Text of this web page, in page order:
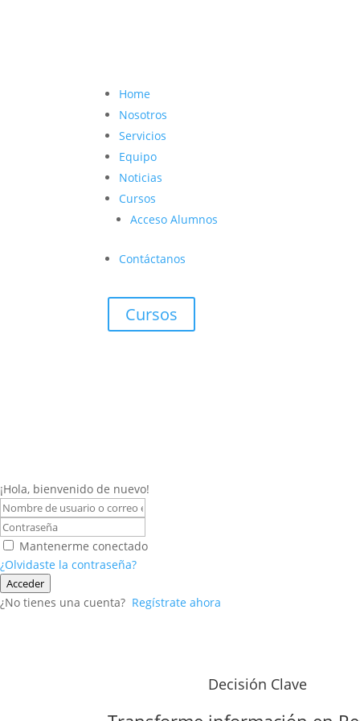
Home
Nosotros
Servicios
Equipo
Noticias
Cursos
Acceso Alumnos
Contáctanos
Cursos
¡Hola, bienvenido de nuevo!
Mantenerme conectado
¿Olvidaste la contraseña?
Acceder
¿No tienes una cuenta? Regístrate ahora
Decisión Clave